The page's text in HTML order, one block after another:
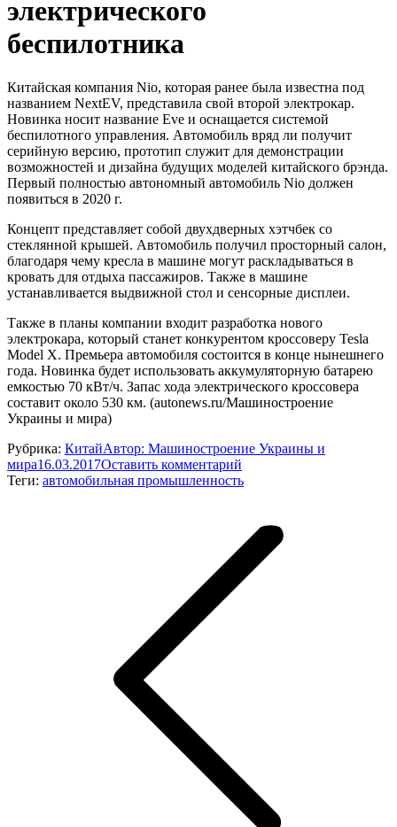
электрического
беспилотника
Китайская компания Nio, которая ранее была известна под
названием NextEV, представила свой второй электрокар.
Новинка носит название Eve и оснащается системой
беспилотного управления. Автомобиль вряд ли получит
серийную версию, прототип служит для демонстрации
возможностей и дизайна будущих моделей китайского брэнда.
Первый полностью автономный автомобиль Nio должен
появиться в 2020 г.
Концепт представляет собой двухдверных хэтчбек со
стеклянной крышей. Автомобиль получил просторный салон,
благодаря чему кресла в машине могут раскладываться в
кровать для отдыха пассажиров. Также в машине
устанавливается выдвижной стол и сенсорные дисплеи.
Также в планы компании входит разработка нового
электрокара, который станет конкурентом кроссоверу Tesla
Model X. Премьера автомобиля состоится в конце нынешнего
года. Новинка будет использовать аккумуляторную батарею
емкостью 70 кВт/ч. Запас хода электрического кроссовера
составит около 530 км. (autonews.ru/Машиностроение
Украины и мира)
Рубрика: КитайАвтор: Машиностроение Украины и
мира16.03.2017Оставить комментарий
Теги: автомобильная промышленность